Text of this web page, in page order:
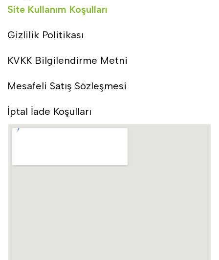
Site Kullanım Koşulları
Gizlilik Politikası
KVKK Bilgilendirme Metni
Mesafeli Satış Sözleşmesi
İptal İade Koşulları